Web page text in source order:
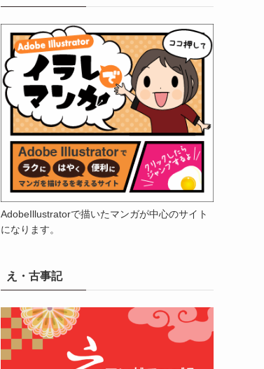
AdobeIllustratorで描いたマンガが中心のサイト
になります。
え・古事記